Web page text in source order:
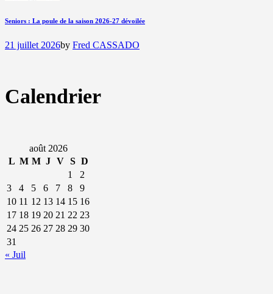
Seniors : La poule de la saison 2026-27 dévoilée
21 juillet 2026by Fred CASSADO
Calendrier
août 2026
L M M J V S D
1
2
3
4 5 6 7 8
9
10 11 12 13 14 15 16
17 18 19 20 21 22 23
24 25 26 27 28 29 30
31
« Juil